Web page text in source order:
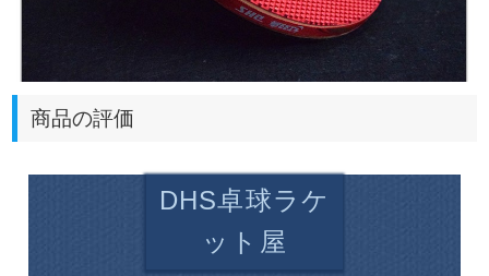
商品の評価
DHS卓球ラケ
ット屋